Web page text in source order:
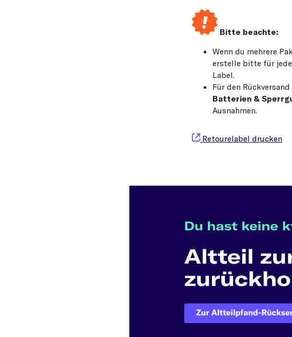
Bitte beachte:
Wenn du mehrere
erstelle bitte für
Label.
Für den Rückversand
Batterien &
Ausnahmen.
Retourelabel drucken